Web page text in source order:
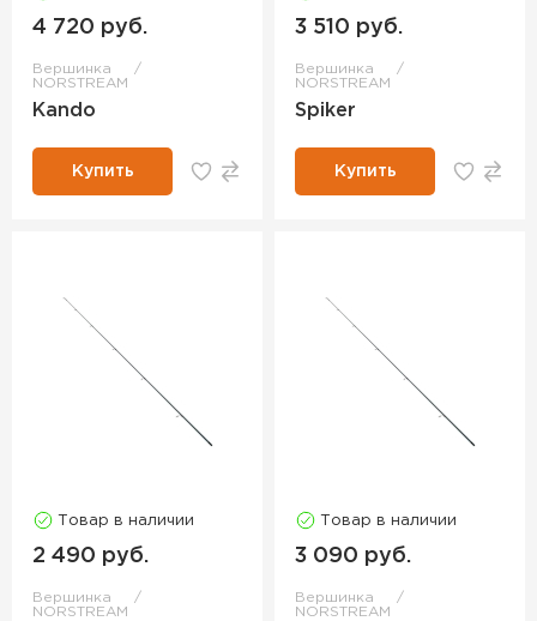
4 720 руб.
Вершинка
NORSTREAM
Kando
Купить
3 510 руб.
Вершинка
NORSTREAM
Spiker
Купить
Товар в наличии
2 490 руб.
Вершинка
NORSTREAM
Товар в наличии
3 090 руб.
Вершинка
NORSTREAM